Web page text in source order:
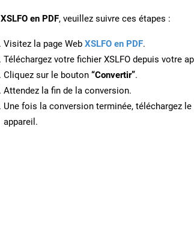
XSLFO en PDF, veuillez suivre ces étapes :
Visitez la page Web XSLFO en PDF.
Téléchargez votre fichier XSLFO depuis votre
Cliquez sur le bouton “Convertir”.
Attendez la fin de la conversion.
Une fois la conversion terminée, téléchargez
appareil.